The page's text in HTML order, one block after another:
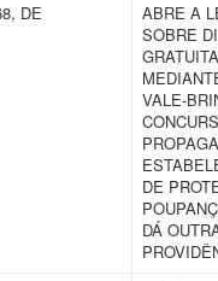
DE
ABRE A
SOBRE
VALE-
DE
DÁ